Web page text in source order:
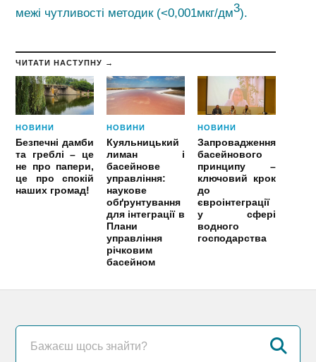
межі чутливості методик (<0,001мкг/дм3).
ЧИТАТИ НАСТУПНУ →
НОВИНИ
Безпечні дамби
та греблі – це
не про папери,
це про спокій
наших громад!
НОВИНИ
Куяльницький
лиман і
басейнове
управління:
наукове
обґрунтування
для інтеграції в
Плани
управління
річковим
басейном
НОВИНИ
Запровадження
басейнового
принципу –
ключовий крок
до
євроінтеграції
у сфері
водного
господарства